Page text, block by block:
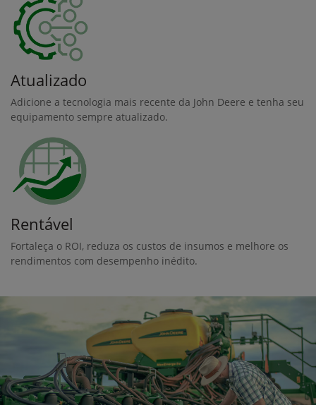
Atualizado
Adicione a tecnologia mais recente da John Deere e tenha seu
equipamento sempre atualizado.
Rentável
Fortaleça o ROI, reduza os custos de insumos e melhore os
rendimentos com desempenho inédito.